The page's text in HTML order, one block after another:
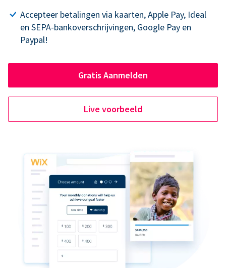
Accepteer betalingen via kaarten, Apple Pay, Ideal
en SEPA-bankoverschrijvingen, Google Pay en
Paypal!
Gratis Aanmelden
Live voorbeeld